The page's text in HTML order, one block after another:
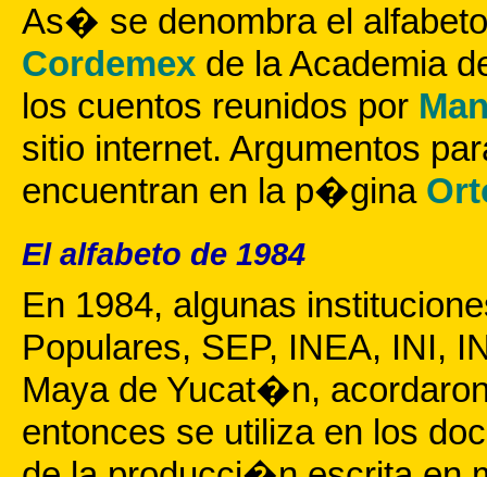
As� se denombra el
Cordemex de la Academia
los cuentos reunidos por
sitio internet. Argumentos
encuentran en la p�gina
El alfabeto de 1984
En 1984, algunas
Populares, SEP, INEA, INI,
Maya de Yucat�n,
entonces se utiliza en los